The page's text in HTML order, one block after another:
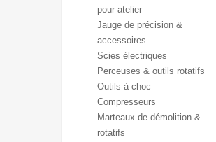
pour atelier
Jauge de précision &
accessoires
Scies électriques
Perceuses & outils rotatifs
Outils à choc
Compresseurs
Marteaux de démolition &
rotatifs